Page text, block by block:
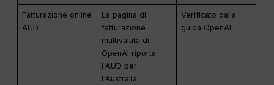
Fatturazione online
AUD
La pagina di
fatturazione
multivaluta di
OpenAI riporta
l'AUD per
l'Australia.
Verificato dalla
guida OpenAI